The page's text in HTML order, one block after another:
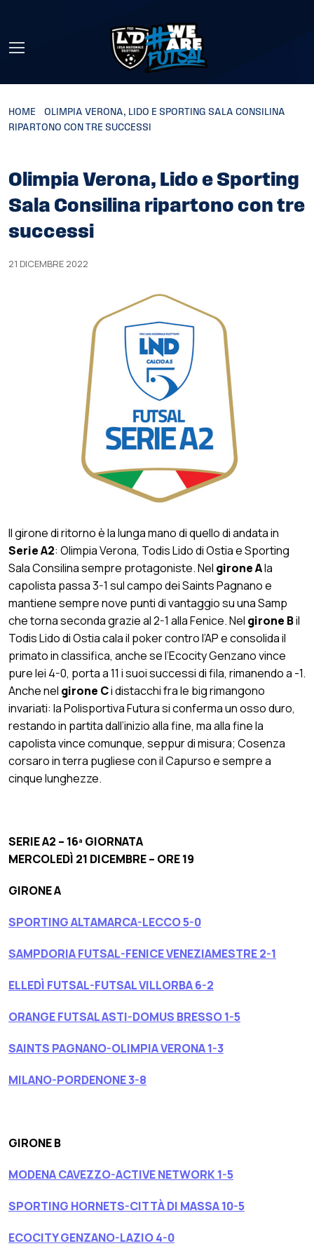
HOME
OLIMPIA VERONA, LIDO E SPORTING SALA CONSILINA
RIPARTONO CON TRE SUCCESSI
Olimpia Verona, Lido e Sporting
Sala Consilina ripartono con tre
successi
21 DICEMBRE 2022
Il girone di ritorno è la lunga mano di quello di andata in
Serie A2: Olimpia Verona, Todis Lido di Ostia e Sporting
Sala Consilina sempre protagoniste. Nel girone Ala
capolista passa 3-1 sul campo dei Saints Pagnano e
mantiene sempre nove punti di vantaggio su una Samp
che torna seconda grazie al 2-1 alla Fenice. Nel girone Bil
Todis Lido di Ostia cala il poker contro l’AP e consolida il
primato in classifica, anche se l’Ecocity Genzano vince
pure lei 4-0, porta a 11 i suoi successi di fila, rimanendo a -1.
Anche nel girone Ci distacchi fra le big rimangono
invariati: la Polisportiva Futura si conferma un osso duro,
restando in partita dall’inizio alla fine, ma alla fine la
capolista vince comunque, seppur di misura; Cosenza
corsaro in terra pugliese con il Capurso e sempre a
cinque lunghezze.
SERIE A2 – 16ª GIORNATA
MERCOLEDÌ 21 DICEMBRE – ORE 19
GIRONE A
SPORTING ALTAMARCA-LECCO 5-0
SAMPDORIA FUTSAL-FENICE VENEZIAMESTRE 2-1
ELLEDÌ FUTSAL-FUTSAL VILLORBA 6-2
ORANGE FUTSAL ASTI-DOMUS BRESSO 1-5
SAINTS PAGNANO-OLIMPIA VERONA 1-3
MILANO-PORDENONE 3-8
GIRONE B
MODENA CAVEZZO-ACTIVE NETWORK 1-5
SPORTING HORNETS-CITTÀ DI MASSA 10-5
ECOCITY GENZANO-LAZIO 4-0